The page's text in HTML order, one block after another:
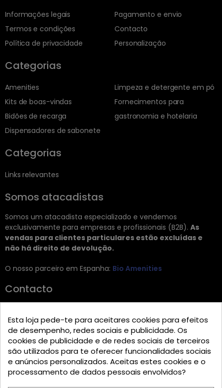
Informações legais
Termos e condições
Política de privacidade
Pagamento e envio
Contacto
Personalização
Categorias
Amenities
Kits de boas-vindas
Bidões de recarga
Dispensadores de sabonete
Limpeza e detergente em pó
Fornecimentos para
gastronomia e hotelaria
Categorias
Links relevantes
Somos atacadistas
Somos um atacadista especializado e vendemos
exclusivamente para empresas e profissionais (B2B). As
vendas para clientes particulares estão excluídas e
não há direito de devolução.
O nosso parceiro em Espanha: Bio Amenities
Contacto
Zietenstr. 9
12244 Berlin
Tel: +49 (0)30 2357 3470
info@top-amenities.com
Esta loja pede-te para aceitares cookies para efeitos
de desempenho, redes sociais e publicidade. Os
cookies de publicidade e de redes sociais de terceiros
são utilizados para te oferecer funcionalidades sociais
e anúncios personalizados. Aceitas estes cookies e o
processamento de dados pessoais envolvidos?